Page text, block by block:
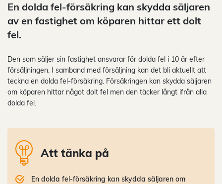
En dolda fel-försäkring kan skydda säljaren
av en fastighet om köparen hittar ett dolt
fel.
Den som säljer sin fastighet ansvarar för dolda fel i 10 år efter
försäljningen. I samband med försäljning kan det bli aktuellt att
teckna en dolda fel-försäkring. Försäkringen kan skydda säljaren
om köparen hittar något dolt fel men den täcker långt ifrån alla
dolda fel.
Att tänka på
En dolda fel-försäkring kan skydda säljaren om